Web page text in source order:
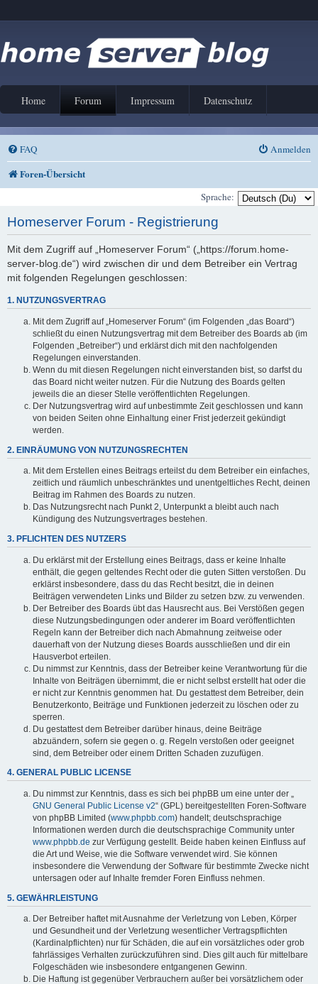
Home Forum Impressum Datenschutz
FAQ Anmelden
Foren-Übersicht
Sprache:
Homeserver Forum - Registrierung
Mit dem Zugriff auf „Homeserver Forum“ („https://forum.home-
server-blog.de“) wird zwischen dir und dem Betreiber ein Vertrag
mit folgenden Regelungen geschlossen:
1. NUTZUNGSVERTRAG
Mit dem Zugriff auf „Homeserver Forum“ (im Folgenden „das Board“)
schließt du einen Nutzungsvertrag mit dem Betreiber des Boards ab (im
Folgenden „Betreiber“) und erklärst dich mit den nachfolgenden
Regelungen einverstanden.
Wenn du mit diesen Regelungen nicht einverstanden bist, so darfst du
das Board nicht weiter nutzen. Für die Nutzung des Boards gelten
jeweils die an dieser Stelle veröffentlichten Regelungen.
Der Nutzungsvertrag wird auf unbestimmte Zeit geschlossen und kann
von beiden Seiten ohne Einhaltung einer Frist jederzeit gekündigt
werden.
2. EINRÄUMUNG VON NUTZUNGSRECHTEN
Mit dem Erstellen eines Beitrags erteilst du dem Betreiber ein einfaches,
zeitlich und räumlich unbeschränktes und unentgeltliches Recht, deinen
Beitrag im Rahmen des Boards zu nutzen.
Das Nutzungsrecht nach Punkt 2, Unterpunkt a bleibt auch nach
Kündigung des Nutzungsvertrages bestehen.
3. PFLICHTEN DES NUTZERS
Du erklärst mit der Erstellung eines Beitrags, dass er keine Inhalte
enthält, die gegen geltendes Recht oder die guten Sitten verstoßen. Du
erklärst insbesondere, dass du das Recht besitzt, die in deinen
Beiträgen verwendeten Links und Bilder zu setzen bzw. zu verwenden.
Der Betreiber des Boards übt das Hausrecht aus. Bei Verstößen gegen
diese Nutzungsbedingungen oder anderer im Board veröffentlichten
Regeln kann der Betreiber dich nach Abmahnung zeitweise oder
dauerhaft von der Nutzung dieses Boards ausschließen und dir ein
Hausverbot erteilen.
Du nimmst zur Kenntnis, dass der Betreiber keine Verantwortung für die
Inhalte von Beiträgen übernimmt, die er nicht selbst erstellt hat oder die
er nicht zur Kenntnis genommen hat. Du gestattest dem Betreiber, dein
Benutzerkonto, Beiträge und Funktionen jederzeit zu löschen oder zu
sperren.
Du gestattest dem Betreiber darüber hinaus, deine Beiträge
abzuändern, sofern sie gegen o. g. Regeln verstoßen oder geeignet
sind, dem Betreiber oder einem Dritten Schaden zuzufügen.
4. GENERAL PUBLIC LICENSE
Du nimmst zur Kenntnis, dass es sich bei phpBB um eine unter der „
GNU General Public License v2“ (GPL) bereitgestellten Foren-Software
von phpBB Limited (www.phpbb.com) handelt; deutschsprachige
Informationen werden durch die deutschsprachige Community unter
www.phpbb.de zur Verfügung gestellt. Beide haben keinen Einfluss auf
die Art und Weise, wie die Software verwendet wird. Sie können
insbesondere die Verwendung der Software für bestimmte Zwecke nicht
untersagen oder auf Inhalte fremder Foren Einfluss nehmen.
5. GEWÄHRLEISTUNG
Der Betreiber haftet mit Ausnahme der Verletzung von Leben, Körper
und Gesundheit und der Verletzung wesentlicher Vertragspflichten
(Kardinalpflichten) nur für Schäden, die auf ein vorsätzliches oder grob
fahrlässiges Verhalten zurückzuführen sind. Dies gilt auch für mittelbare
Folgeschäden wie insbesondere entgangenen Gewinn.
Die Haftung ist gegenüber Verbrauchern außer bei vorsätzlichem oder